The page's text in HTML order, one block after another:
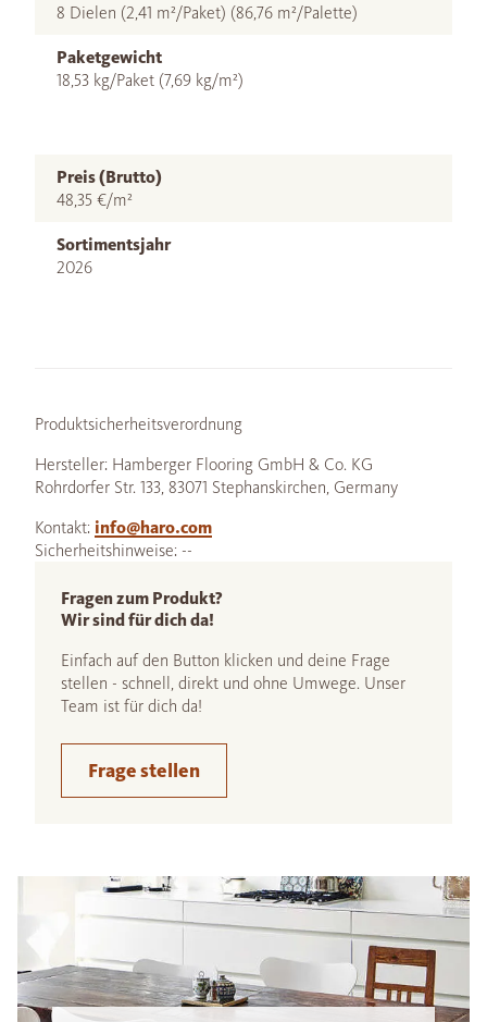
8 Dielen (2,41 m²/Paket) (86,76 m²/Palette)
Paketgewicht
18,53 kg/Paket (7,69 kg/m²)
Preis (Brutto)
48,35 €/m²
Sortimentsjahr
2026
Produktsicherheitsverordnung
Hersteller: Hamberger Flooring GmbH & Co. KG
Rohrdorfer Str. 133, 83071 Stephanskirchen, Germany
Kontakt: info@haro.com
Sicherheitshinweise: --
Fragen zum Produkt?
Wir sind für dich da!
Einfach auf den Button klicken und deine Frage
stellen - schnell, direkt und ohne Umwege. Unser
Team ist für dich da!
Frage stellen